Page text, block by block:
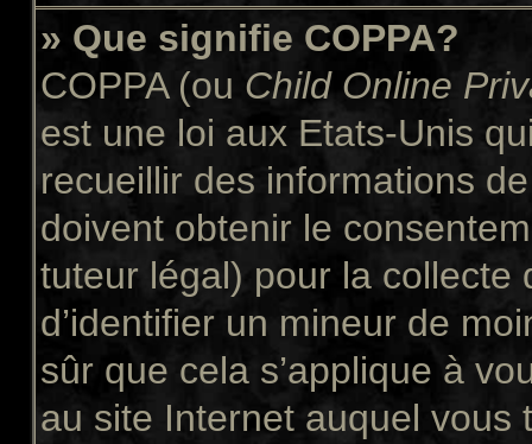
» Que signifie COPPA?
COPPA (ou Child Online
est une loi aux Etats-Unis
recueillir des informations
doivent obtenir le
tuteur légal) pour la collecte
d’identifier un mineur de
sûr que cela s’applique à
au site Internet auquel vous